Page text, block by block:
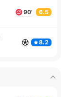
90' 6.5
8.2